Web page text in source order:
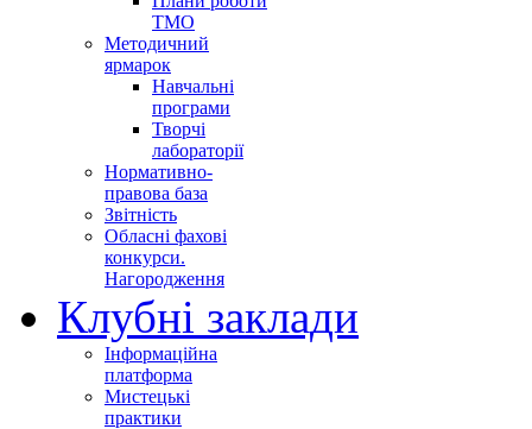
ТМО
Методичний
ярмарок
Навчальні
програми
Творчі
лабораторії
Нормативно-
правова база
Звітність
Обласні фахові
конкурси.
Нагородження
Клубні заклади
Інформаційна
платформа
Мистецькі
практики